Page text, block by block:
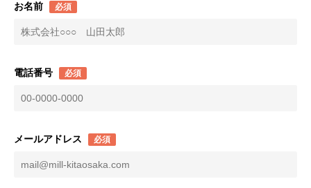
お名前 必須
電話番号 必須
メールアドレス 必須